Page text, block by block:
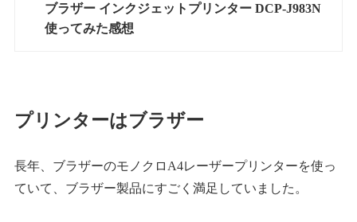
ブラザー インクジェットプリンター DCP-J983N
使ってみた感想
プリンターはブラザー
長年、ブラザーのモノクロA4レーザープリンターを使っ
ていて、ブラザー製品にすごく満足していました。